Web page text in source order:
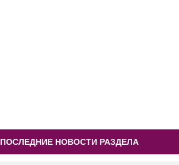
ПОСЛЕДНИЕ НОВОСТИ РАЗДЕЛА